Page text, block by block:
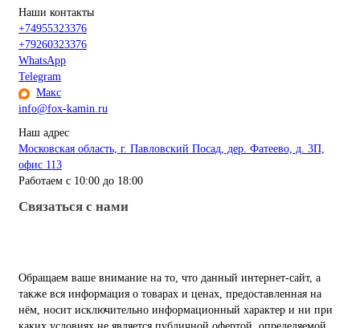
Наши контакты
+74955323376
+79260323376
WhatsApp
Telegram
Макс
info@fox-kamin.ru
Наш адрес
Московская область, г. Павловский Посад, дер. Фатеево, д. 3П,
офис 113
Работаем с 10:00 до 18:00
Связаться с нами
Обращаем ваше внимание на то, что данный интернет-сайт, а
также вся информация о товарах и ценах, предоставленная на
нём, носит исключительно информационный характер и ни при